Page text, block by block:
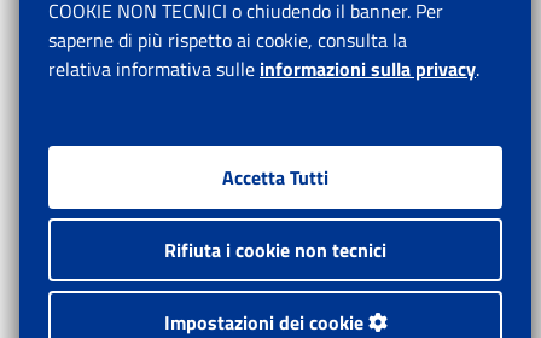
COOKIE NON TECNICI o chiudendo il banner. Per
saperne di più rispetto ai cookie, consulta la
relativa informativa sulle informazioni sulla privacy.
Accetta Tutti
Rifiuta i cookie non tecnici
Impostazioni dei cookie